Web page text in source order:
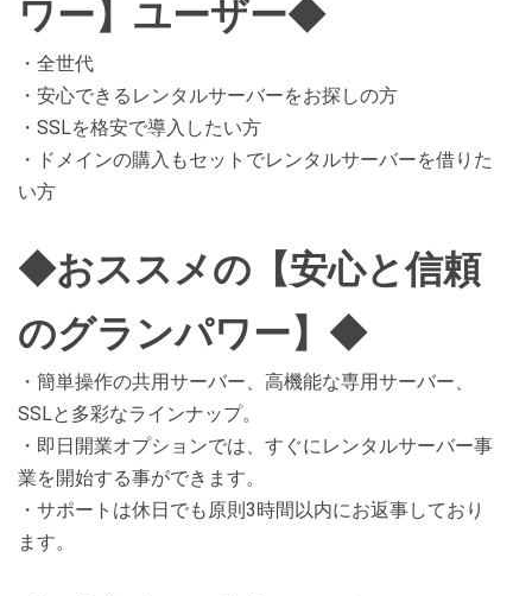
ワー】ユーザー◆
・全世代
・安心できるレンタルサーバーをお探しの方
・SSLを格安で導入したい方
・ドメインの購入もセットでレンタルサーバーを借りた
い方
◆おススメの【安心と信頼
のグランパワー】◆
・簡単操作の共用サーバー、高機能な専用サーバー、
SSLと多彩なラインナップ。
・即日開業オプションでは、すぐにレンタルサーバー事
業を開始する事ができます。
・サポートは休日でも原則3時間以内にお返事しており
ます。